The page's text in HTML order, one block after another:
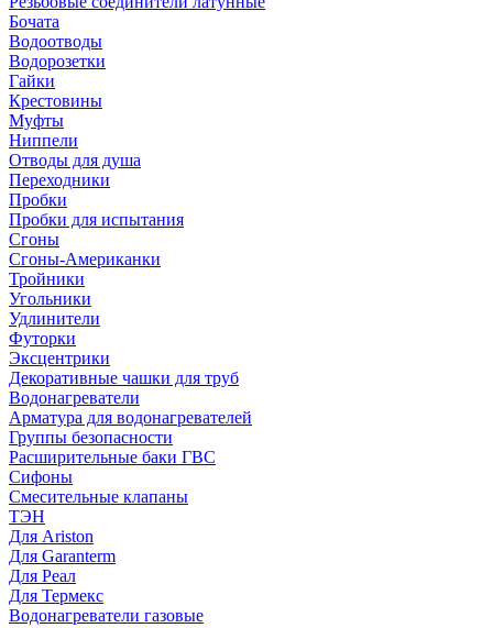
Бочата
Водоотводы
Водорозетки
Гайки
Крестовины
Муфты
Ниппели
Отводы для душа
Переходники
Пробки
Пробки для испытания
Сгоны
Сгоны-Американки
Тройники
Угольники
Удлинители
Футорки
Эксцентрики
Декоративные чашки для труб
Водонагреватели
Арматура для водонагревателей
Группы безопасности
Расширительные баки ГВС
Сифоны
Смесительные клапаны
ТЭН
Для Ariston
Для Garanterm
Для Реал
Для Термекс
Водонагреватели газовые